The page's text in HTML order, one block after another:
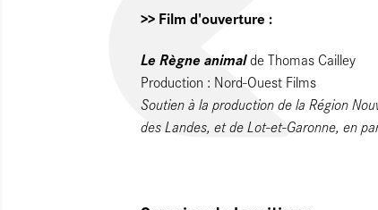
>> Film d'ouverture :
Le Règne animalde Thomas Cailley
Production : Nord-Ouest Films
Soutien à la production de la Région
des Landes, et de Lot-et-Garonne, en